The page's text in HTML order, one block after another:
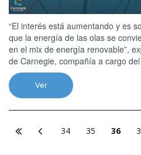
“El interés está aumentando y es
que la energía de las olas se
en el mix de energía renovable”,
de Carnegie, compañía a cargo
Ver
34 35 36